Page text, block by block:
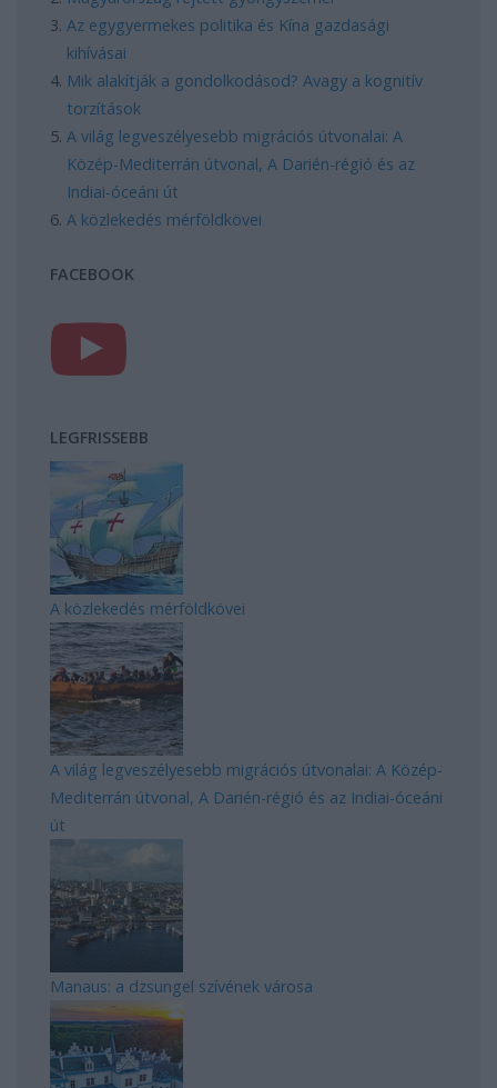
Az egygyermekes politika és Kína gazdasági
kihívásai
Mik alakítják a gondolkodásod? Avagy a kognitív
torzítások
A világ legveszélyesebb migrációs útvonalai: A
Közép-Mediterrán útvonal, A Darién-régió és az
Indiai-óceáni út
A közlekedés mérföldkövei
FACEBOOK
LEGFRISSEBB
A közlekedés mérföldkövei
A világ legveszélyesebb migrációs útvonalai: A Közép-
Mediterrán útvonal, A Darién-régió és az Indiai-óceáni
út
Manaus: a dzsungel szívének városa